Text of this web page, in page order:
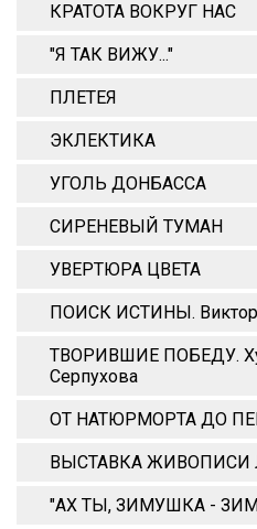
КРАТОТА ВОКРУГ НАС
"Я ТАК ВИЖУ..."
ПЛЕТЕЯ
ЭКЛЕКТИКА
УГОЛЬ ДОНБАССА
СИРЕНЕВЫЙ ТУМАН
УВЕРТЮРА ЦВЕТА
ПОИСК ИСТИНЫ.
ТВОРИВШИЕ ПОБЕДУ.
Серпухова
ОТ НАТЮРМОРТА ДО
ВЫСТАВКА ЖИВОПИСИ
"АХ ТЫ, ЗИМУШКА -